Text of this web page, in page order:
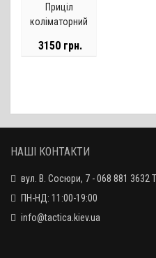
Приціл
коліматорний
Condor 2x42 Red
3150 грн.
НАШІ КОНТАКТИ
вул. В. Сосюри, 7 - 068 881 3632
ПН-НД: 11:00-19:00
info@tactica.kiev.ua